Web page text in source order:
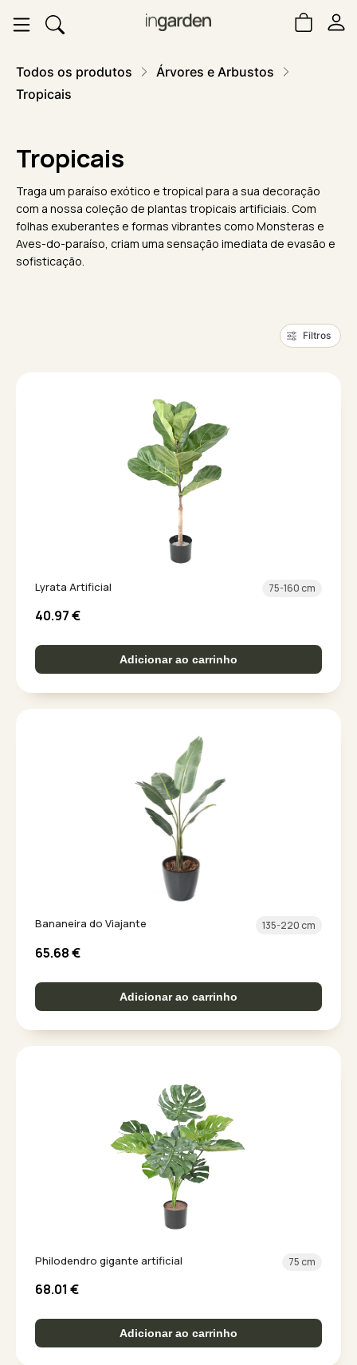
Todos os produtos
Árvores e Arbustos
Tropicais
Tropicais
Traga um paraíso exótico e tropical para a sua decoração
com a nossa coleção de plantas tropicais artificiais. Com
folhas exuberantes e formas vibrantes como Monsteras e
Aves-do-paraíso, criam uma sensação imediata de evasão e
sofisticação.
Filtros
Lyrata Artificial 75-160 cm
40.97€
Adicionar ao carrinho
Bananeira do Viajante 135-220 cm
65.68€
Adicionar ao carrinho
Philodendro gigante artificial 75 cm
68.01 €
Adicionar ao carrinho